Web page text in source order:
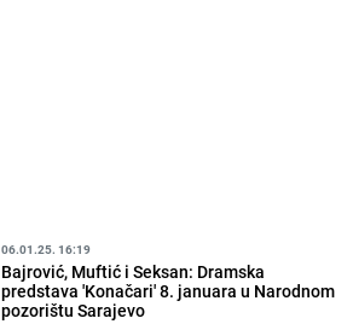
06.01.25. 16:19
Bajrović, Muftić i Seksan: Dramska
predstava 'Konačari' 8. januara u Narodnom
pozorištu Sarajevo